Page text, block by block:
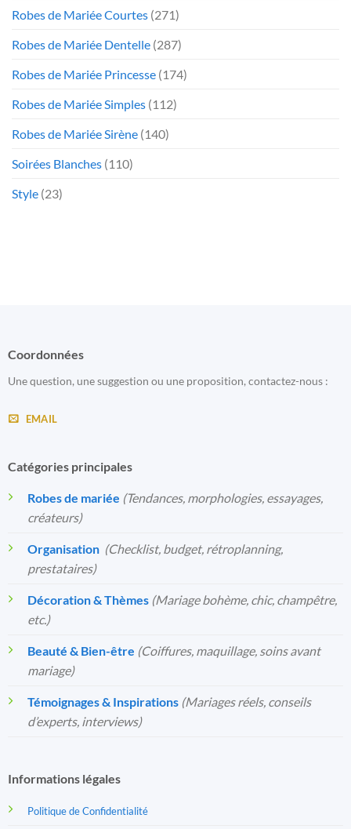
Robes de Mariée Courtes (271)
Robes de Mariée Dentelle (287)
Robes de Mariée Princesse (174)
Robes de Mariée Simples (112)
Robes de Mariée Sirène (140)
Soirées Blanches (110)
Style (23)
Coordonnées
Une question, une suggestion ou une proposition, contactez-nous :
EMAIL
Catégories principales
Robes de mariée (Tendances, morphologies, essayages,
créateurs)
Organisation️ (Checklist, budget, rétroplanning,
prestataires)
Décoration & Thèmes (Mariage bohème, chic, champêtre,
etc.)
Beauté & Bien-être (Coiffures, maquillage, soins avant
mariage)
Témoignages & Inspirations (Mariages réels, conseils
d’experts, interviews)
Informations légales
Politique de Confidentialité